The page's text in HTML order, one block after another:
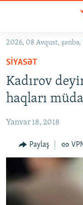
Əsas
qayıt
Əsas
naviqasiyaya
qayıt
GÜNDƏM
#İZAHLA
KORRUPSIOMETR
#ƏSLINDƏ
FƏRQƏ BAX
QANUNI DOĞRU
ARAŞDIRMA
MULTIMEDIA
RADIO ARXIV
2026, 08 Avqust, şənbə,
SIYASƏT
Kadırov
haqları
Yanvar 18, 2018
Paylaş